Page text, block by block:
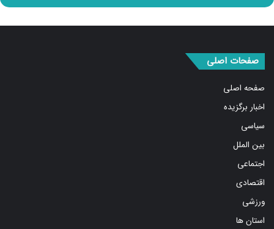
صفحه اصلی
اخبار برگزیده
سیاسی
بین الملل
اجتماعی
اقتصادی
ورزشی
استان ها
فرهنگ و هنر